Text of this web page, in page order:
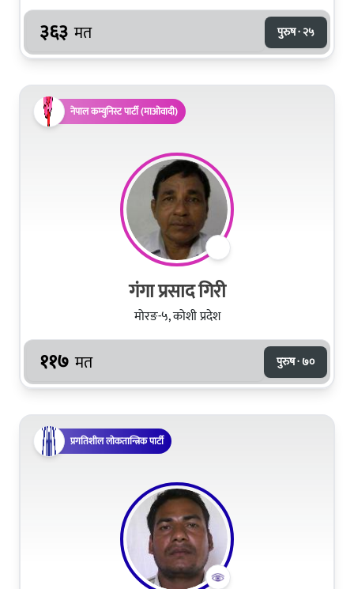
३६३ मत पुरुष · २५
नेपाल कम्युनिस्ट पार्टी (माओवादी)
गंगा प्रसाद गिरी
मोरङ-५, कोशी प्रदेश
११७ मत पुरुष · ७०
प्रगतिशील लोकतान्त्रिक पार्टी